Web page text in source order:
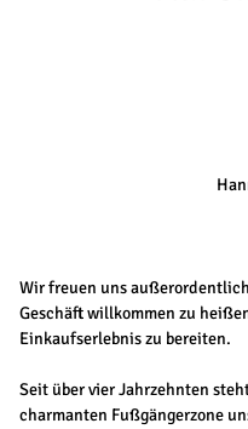
Wir freuen uns
Geschäft willkommen zu
Einkaufserlebnis zu bereiten.
Seit über vier Jahrzehnten
charmanten Fußgängerzone